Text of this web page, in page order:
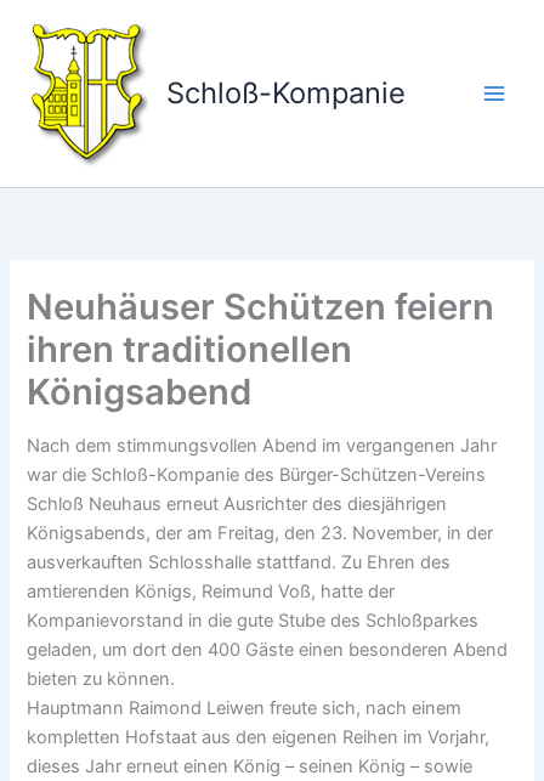
Inhalt
springen
Schloß-Kompanie
Neuhäuser Schützen feiern
ihren traditionellen
Königsabend
Nach dem stimmungsvollen Abend im vergangenen Jahr
war die Schloß-Kompanie des Bürger-Schützen-Vereins
Schloß Neuhaus erneut Ausrichter des diesjährigen
Königsabends, der am Freitag, den 23. November, in der
ausverkauften Schlosshalle stattfand. Zu Ehren des
amtierenden Königs, Reimund Voß, hatte der
Kompanievorstand in die gute Stube des Schloßparkes
geladen, um dort den 400 Gäste einen besonderen Abend
bieten zu können.
Hauptmann Raimond Leiwen freute sich, nach einem
kompletten Hofstaat aus den eigenen Reihen im Vorjahr,
dieses Jahr erneut einen König – seinen König – sowie